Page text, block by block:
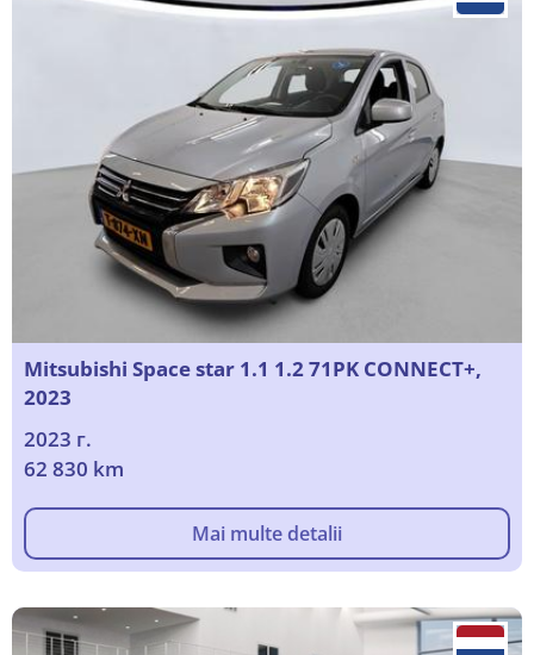
Mitsubishi Space star 1.1 1.2 71PK CONNECT+,
2023
2023 г.
62 830 km
Mai multe detalii